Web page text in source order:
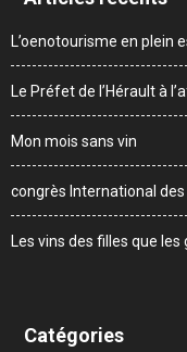
L’oenotourisme en plein
Le Préfet de l’Hérault à
Mon mois sans vin
congrès International
Les vins des filles que
Catégories